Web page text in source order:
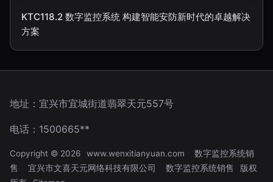
KTC118.2 数字监控系统 构建智能安防新时代的卓越解决
方案
地址：宜兴市宜城街道翡翠天元557号
电话：1500665**
Copyright © 2026 www.wenxitianyuan.com
数字监控系统销
售
宜兴市文喜天元网络科技有限公司 数字监控系统销售
版权